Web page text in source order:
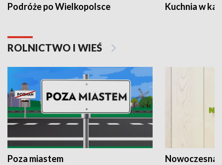
Podróże po Wielkopolsce Kuchnia w
ROLNICTWO I WIEŚ
Poza miastem Nowoczesna